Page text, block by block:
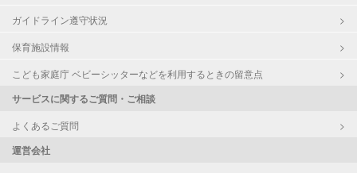
ガイドライン遵守状況
保育施設情報
こども家庭庁 ベビーシッターなどを利用するときの留意点
サービスに関するご質問・ご相談
よくあるご質問
運営会社